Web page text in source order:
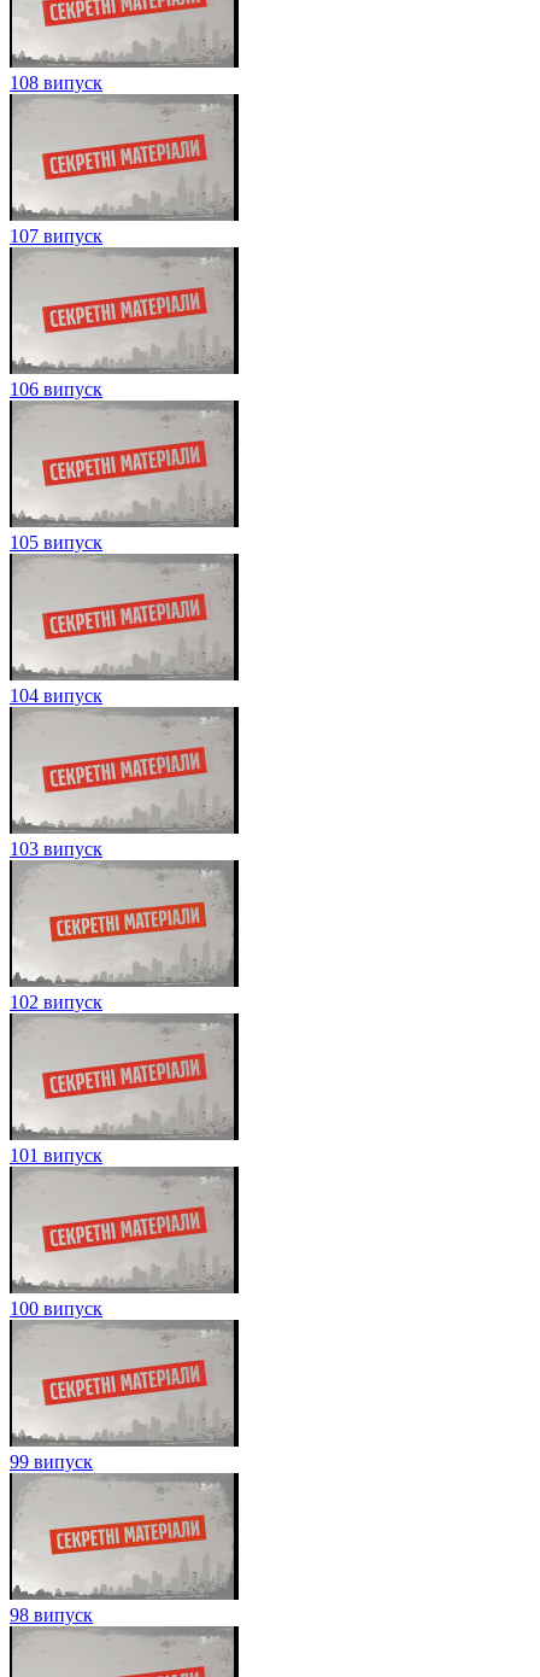
108 випуск
107 випуск
106 випуск
105 випуск
104 випуск
103 випуск
102 випуск
101 випуск
100 випуск
99 випуск
98 випуск